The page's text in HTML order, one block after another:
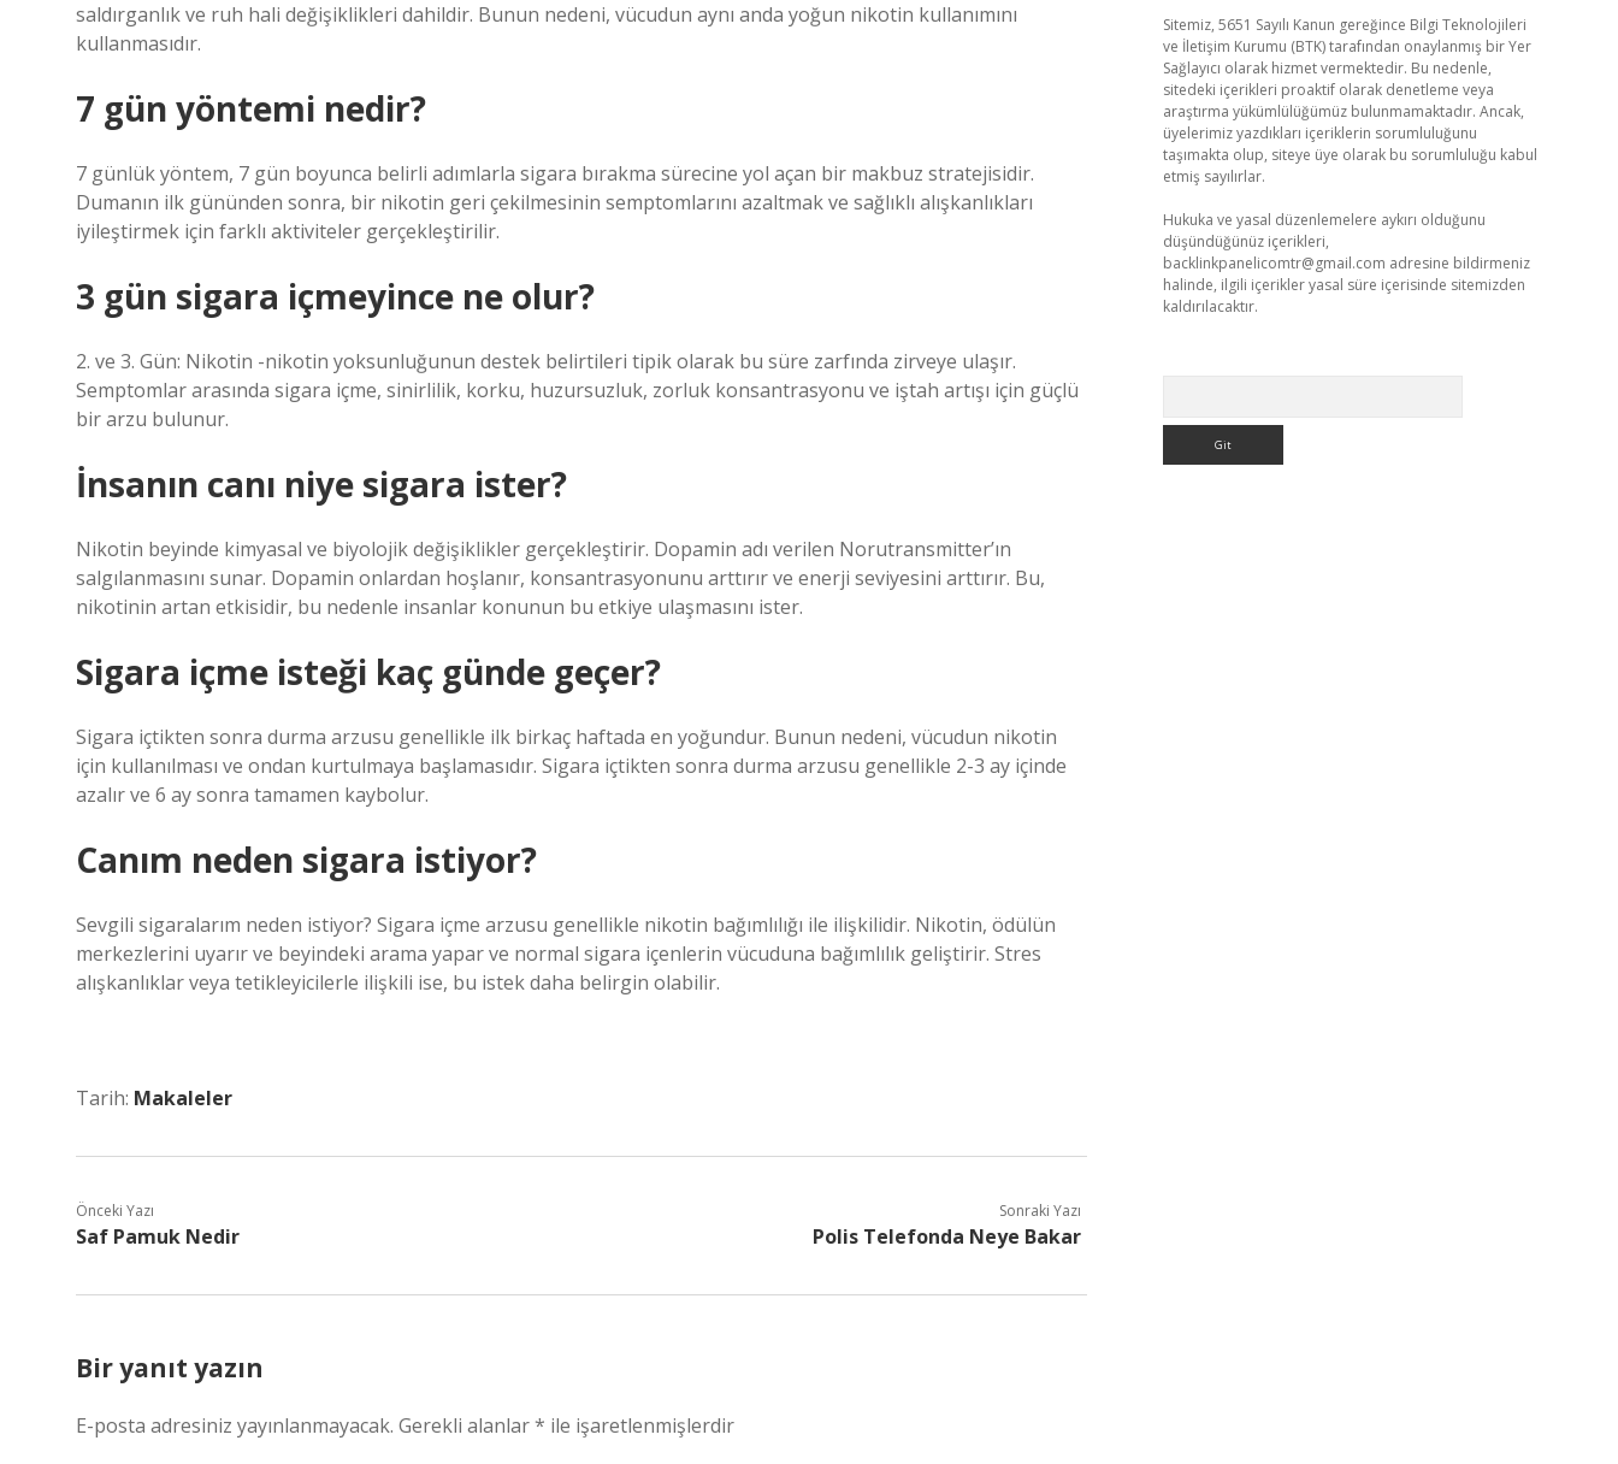
saldırganlık ve ruh hali değişiklikleri dahildir. Bunun nedeni, vücudun aynı anda yoğun nikotin kullanımını
kullanmasıdır.
7 gün yöntemi nedir?
7 günlük yöntem, 7 gün boyunca belirli adımlarla sigara bırakma sürecine yol açan bir makbuz stratejisidir.
Dumanın ilk gününden sonra, bir nikotin geri çekilmesinin semptomlarını azaltmak ve sağlıklı alışkanlıkları
iyileştirmek için farklı aktiviteler gerçekleştirilir.
3 gün sigara içmeyince ne olur?
2. ve 3. Gün: Nikotin -nikotin yoksunluğunun destek belirtileri tipik olarak bu süre zarfında zirveye ulaşır.
Semptomlar arasında sigara içme, sinirlilik, korku, huzursuzluk, zorluk konsantrasyonu ve iştah artışı için güçlü
bir arzu bulunur.
İnsanın canı niye sigara ister?
Nikotin beyinde kimyasal ve biyolojik değişiklikler gerçekleştirir. Dopamin adı verilen Norutransmitter’ın
salgılanmasını sunar. Dopamin onlardan hoşlanır, konsantrasyonunu arttırır ve enerji seviyesini arttırır. Bu,
nikotinin artan etkisidir, bu nedenle insanlar konunun bu etkiye ulaşmasını ister.
Sigara içme isteği kaç günde geçer?
Sigara içtikten sonra durma arzusu genellikle ilk birkaç haftada en yoğundur. Bunun nedeni, vücudun nikotin
için kullanılması ve ondan kurtulmaya başlamasıdır. Sigara içtikten sonra durma arzusu genellikle 2-3 ay içinde
azalır ve 6 ay sonra tamamen kaybolur.
Canım neden sigara istiyor?
Sevgili sigaralarım neden istiyor? Sigara içme arzusu genellikle nikotin bağımlılığı ile ilişkilidir. Nikotin, ödülün
merkezlerini uyarır ve beyindeki arama yapar ve normal sigara içenlerin vücuduna bağımlılık geliştirir. Stres
alışkanlıklar veya tetikleyicilerle ilişkili ise, bu istek daha belirgin olabilir.
Tarih: Makaleler
Önceki Yazı
Saf Pamuk Nedir
Sonraki Yazı
Polis Telefonda Neye Bakar
Bir yanıt yazın
E-posta adresiniz yayınlanmayacak. Gerekli alanlar* ile işaretlenmişlerdir
Sitemiz, 5651 Sayılı Kanun gereğince Bilgi Teknolojileri
ve İletişim Kurumu (BTK) tarafından onaylanmış bir Yer
Sağlayıcı olarak hizmet vermektedir. Bu nedenle,
sitedeki içerikleri proaktif olarak denetleme veya
araştırma yükümlülüğümüz bulunmamaktadır. Ancak,
üyelerimiz yazdıkları içeriklerin sorumluluğunu
taşımakta olup, siteye üye olarak bu sorumluluğu kabul
etmiş sayılırlar.
Hukuka ve yasal düzenlemelere aykırı olduğunu
düşündüğünüz içerikleri,
backlinkpanelicomtr@gmail.com adresine bildirmeniz
halinde, ilgili içerikler yasal süre içerisinde sitemizden
kaldırılacaktır.